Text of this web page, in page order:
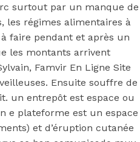
surtout par un manque de
les régimes alimentaires à
faire pendant et après un
les montants arrivent
Famvir En Ligne Site
Ensuite souffre de
un entrepôt est espace ou
e plateforme est un espace
et d’éruption cutanée
Soft Pilule En Ligne
– Pas De Pharmacie